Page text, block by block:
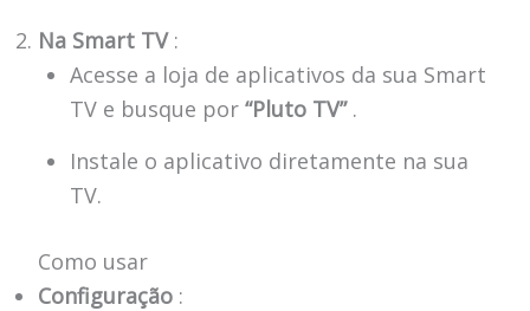
Na Smart TV:
Acesse a loja de aplicativos da sua Smart
TV e busque por “Pluto TV”.
Instale o aplicativo diretamente na sua
TV.
Como usar
Configuração: